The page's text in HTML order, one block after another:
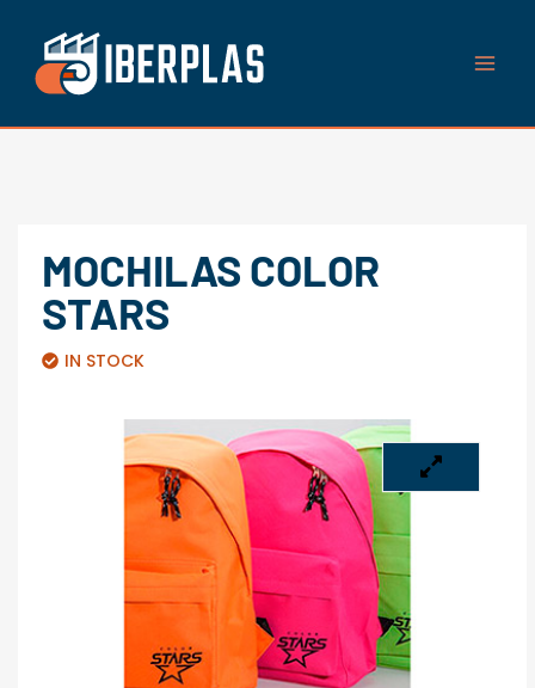
contenido
MOCHILAS COLOR
STARS
IN STOCK